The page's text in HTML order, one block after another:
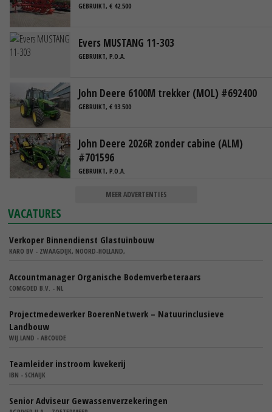
GEBRUIKT, € 42.500
Evers MUSTANG 11-303
GEBRUIKT, P.O.A.
John Deere 6100M trekker (MOL) #692400
GEBRUIKT, € 93.500
John Deere 2026R zonder cabine (ALM)
#701596
GEBRUIKT, P.O.A.
MEER ADVERTENTIES
VACATURES
Verkoper Binnendienst Glastuinbouw
KARO BV - ZWAAGDIJK, NOORD-HOLLAND,
Accountmanager Organische Bodemverbeteraars
COMGOED B.V. - NL
Projectmedewerker BoerenNetwerk – Natuurinclusieve
Landbouw
WIJ.LAND - ABCOUDE
Teamleider instroom kwekerij
IBN - SCHAIJK
Senior Adviseur Gewassenverzekeringen